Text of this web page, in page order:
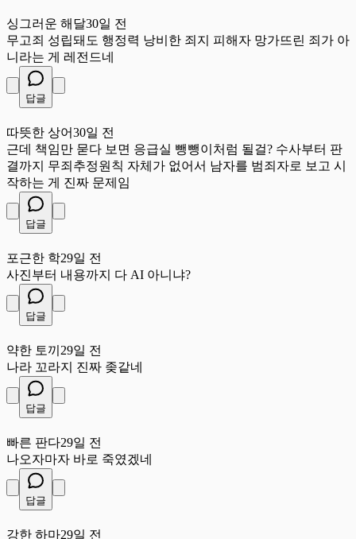
싱그러운 해달30일 전
무고죄 성립돼도 행정력 낭비한 죄지 피해자 망가뜨린 죄가 아
니라는 게 레전드네
답글
따뜻한 상어30일 전
근데 책임만 묻다 보면 응급실 뺑뺑이처럼 될걸? 수사부터 판
결까지 무죄추정원칙 자체가 없어서 남자를 범죄자로 보고 시
작하는 게 진짜 문제임
답글
포근한 학29일 전
사진부터 내용까지 다 AI 아니냐?
답글
약한 토끼 29일 전
나라 꼬라지 진짜 좆같네
답글
빠른 판다29일 전
나오자마자 바로 죽였겠네
답글
강한 하마29일 전